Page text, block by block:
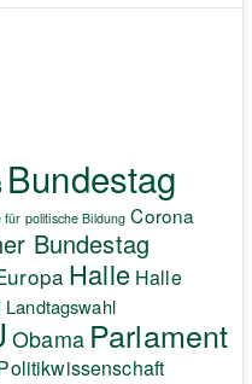
Bundestag
politische Bildung Corona
Bundestag
Halle Halle
Landtagswahl
Obama Parlament